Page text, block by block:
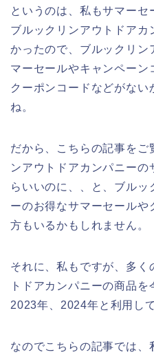
というのは、私もサマーセ
ブルックリンアウトドアカ
かったので、ブルックリン
マーセールやキャンペーン
クーポンコードなどがない
ね。
だから、こちらの記事をご
ンアウトドアカンパニーの
らいいのに、、と、ブルッ
ーのお得なサマーセールや
方もいるかもしれません。
それに、私もですが、多く
トドアカンパニーの商品
2023年、2024年と利用し
なのでこちらの記事では、